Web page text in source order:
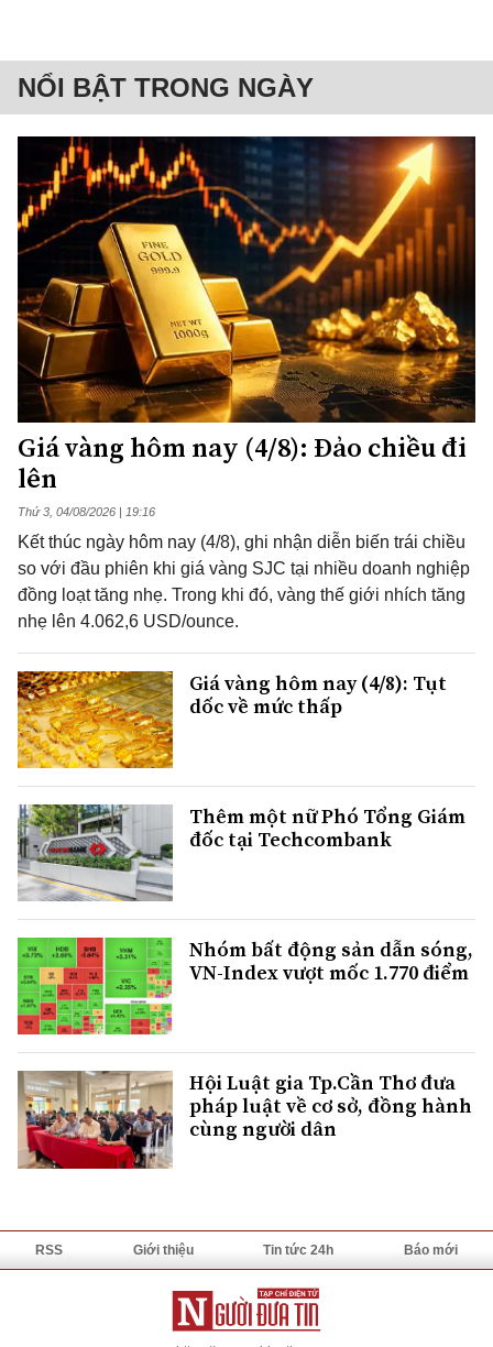
NỔI BẬT TRONG NGÀY
Giá vàng hôm nay (4/8): Đảo chiều đi
lên
Thứ 3, 04/08/2026 | 19:16
Kết thúc ngày hôm nay (4/8), ghi nhận diễn biến trái chiều
so với đầu phiên khi giá vàng SJC tại nhiều doanh nghiệp
đồng loạt tăng nhẹ. Trong khi đó, vàng thế giới nhích tăng
nhẹ lên 4.062,6 USD/ounce.
Giá vàng hôm nay (4/8): Tụt
dốc về mức thấp
Thêm một nữ Phó Tổng Giám
đốc tại Techcombank
Nhóm bất động sản dẫn sóng,
VN-Index vượt mốc 1.770 điểm
Hội Luật gia Tp.Cần Thơ đưa
pháp luật về cơ sở, đồng hành
cùng người dân
RSS Giới thiệu Tin tức 24h Báo mới